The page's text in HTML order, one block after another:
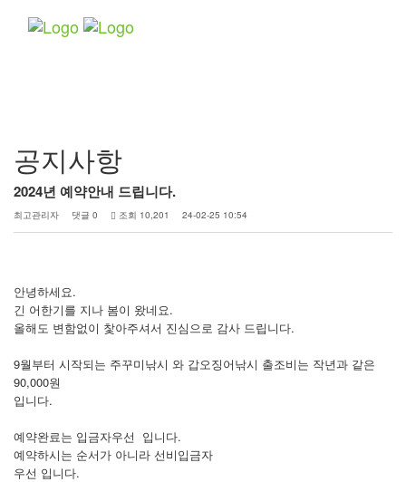
공지사항
2024년 예약안내 드립니다.
최고관리자 댓글 0 조회 10,201 24-02-25 10:54
안녕하세요.
긴 어한기를 지나 봄이 왔네요.
올해도 변함없이 찿아주셔서 진심으로 감사 드립니다.
9월부터 시작되는 주꾸미낚시 와 갑오징어낚시 출조비는 작년과 같은
90,000원
입니다.
예약완료는 입금자우선 입니다.
예약하시는 순서가 아니라 선비입금자
우선 입니다.